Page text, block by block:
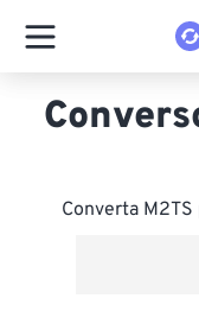
Converta